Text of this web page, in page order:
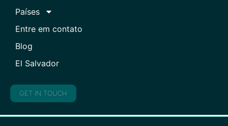
Países
Entre em contato
Blog
El Salvador
GET IN TOUCH